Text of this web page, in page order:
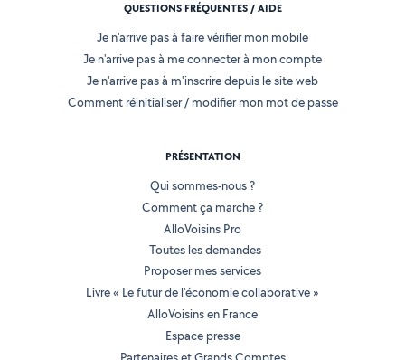
QUESTIONS FRÉQUENTES / AIDE
Je n'arrive pas à faire vérifier mon mobile
Je n'arrive pas à me connecter à mon compte
Je n'arrive pas à m'inscrire depuis le site web
Comment réinitialiser / modifier mon mot de passe
PRÉSENTATION
Qui sommes-nous ?
Comment ça marche ?
AlloVoisins Pro
Toutes les demandes
Proposer mes services
Livre « Le futur de l'économie collaborative »
AlloVoisins en France
Espace presse